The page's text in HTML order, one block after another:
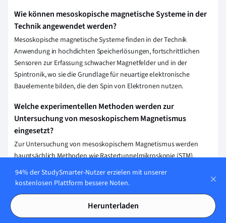
Wie können mesoskopische magnetische Systeme in der
Technik angewendet werden?
Mesoskopische magnetische Systeme finden in der Technik
Anwendung in hochdichten Speicherlösungen, fortschrittlichen
Sensoren zur Erfassung schwacher Magnetfelder und in der
Spintronik, wo sie die Grundlage für neuartige elektronische
Bauelemente bilden, die den Spin von Elektronen nutzen.
Welche experimentellen Methoden werden zur
Untersuchung von mesoskopischem Magnetismus
eingesetzt?
Zur Untersuchung von mesoskopischem Magnetismus werden
hauptsächlich Methoden wie Rastertunnelmikroskopie (STM),
Magnetkraftmikroskopie (MFM), Röntgenmikroskopie, und
Neutronenstreuung eingesetzt. Diese Techniken ermöglichen es,
94% der StudySmarter-Nutzer erzielen mit unserer
kostenlosen Plattform bessere Noten.
Herunterladen